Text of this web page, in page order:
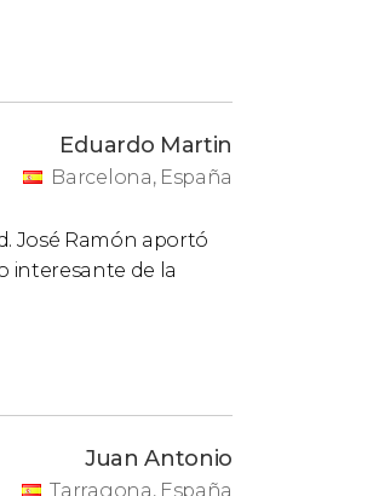
Eduardo Martin
Barcelona, España
José Ramón aportó
interesante de la
Juan Antonio
Tarragona, España